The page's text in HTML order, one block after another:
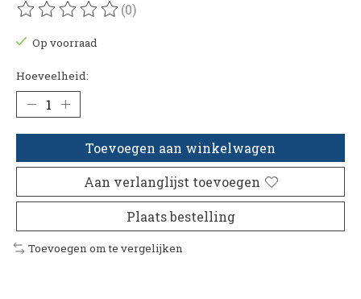
De beoordeling van dit product is
(0)
Op voorraad
Hoeveelheid:
Toevoegen aan winkelwagen
Aan verlanglijst toevoegen
Plaats bestelling
Toevoegen om te vergelijken